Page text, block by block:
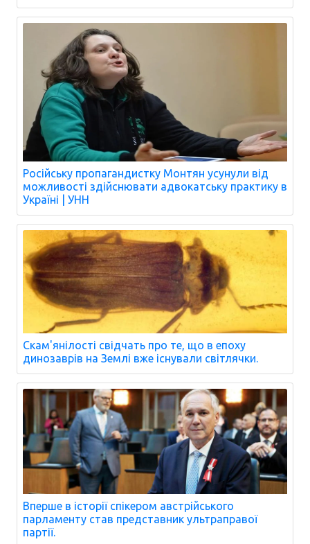
Російську пропагандистку Монтян усунули від
можливості здійснювати адвокатську практику в
Україні | УНН
Скам'янілості свідчать про те, що в епоху
динозаврів на Землі вже існували світлячки.
Вперше в історії спікером австрійського
парламенту став представник ультраправої
партії.